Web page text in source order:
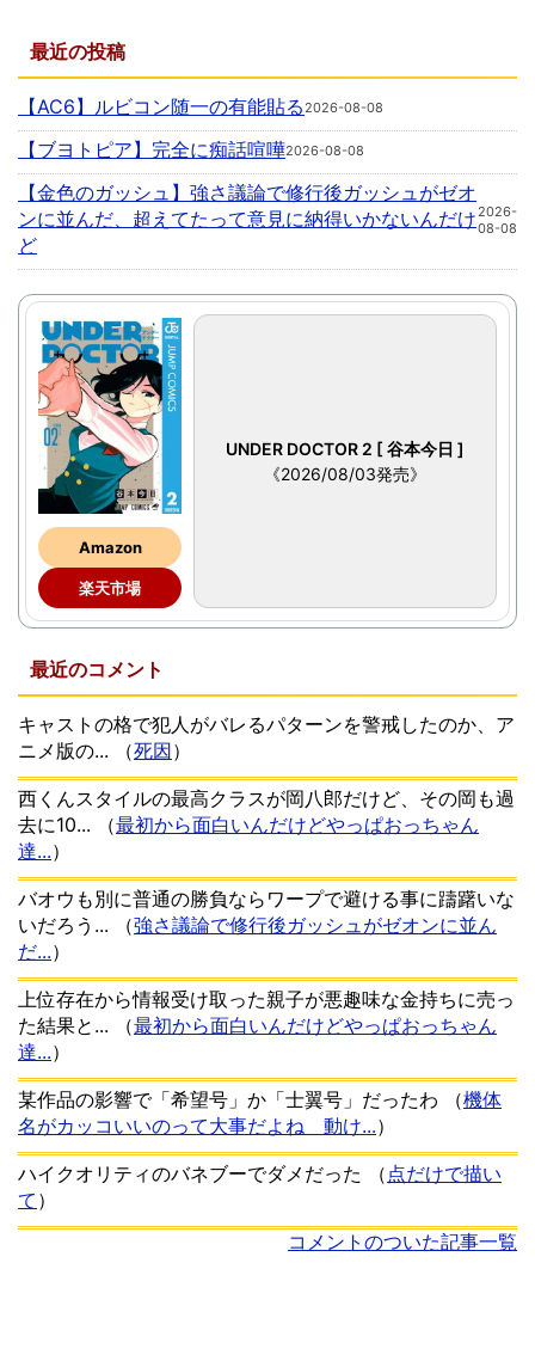
最近の投稿
【AC6】ルビコン随一の有能貼る2026-08-08
【ブヨトピア】完全に痴話喧嘩2026-08-08
【金色のガッシュ】強さ議論で修行後ガッシュがゼオ
ンに並んだ、超えてたって意見に納得いかないんだけ
ど
2026-
08-08
Amazon
楽天市場
UNDER DOCTOR 2 [ 谷本今日 ]
《2026/08/03発売》
最近のコメント
キャストの格で犯人がバレるパターンを警戒したのか、ア
ニメ版の...
（死因）
西くんスタイルの最高クラスが岡八郎だけど、その岡も過
去に10...
（最初から面白いんだけどやっぱおっちゃん
達...）
バオウも別に普通の勝負ならワープで避ける事に躊躇いな
いだろう...
（強さ議論で修行後ガッシュがゼオンに並ん
だ...）
上位存在から情報受け取った親子が悪趣味な金持ちに売っ
た結果と...
（最初から面白いんだけどやっぱおっちゃん
達...）
某作品の影響で「希望号」か「士翼号」だったわ
（機体
名がカッコいいのって大事だよね 動け...）
ハイクオリティのバネブーでダメだった
（ 点だけで描い
て ）
コメントのついた記事一覧